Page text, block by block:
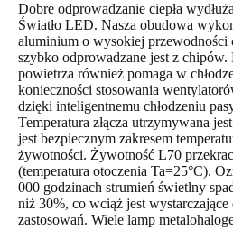
Dobre odprowadzanie ciepła
Światło LED. Nasza obudowa
aluminium o wysokiej przewodności
szybko odprowadzane jest z
powietrza również pomaga w
konieczności stosowania
dzięki inteligentnemu chłodzeniu
Temperatura złącza utrzymywana
jest bezpiecznym zakresem
żywotności. Żywotność L70
(temperatura otoczenia Ta=25°C).
000 godzinach strumień świetlny
niż 30%, co wciąż jest wystarczające
zastosowań. Wiele lamp